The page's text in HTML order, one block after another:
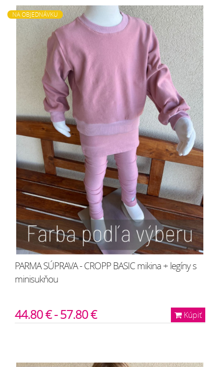
NA OBJEDNÁVKU
PARMA SÚPRAVA - CROPP BASIC mikina + legíny s
minisukňou
Kúpiť
44.80 € - 57.80 €